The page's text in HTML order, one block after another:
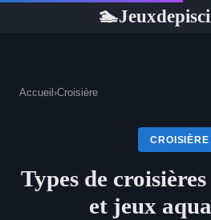
🏊
Accueil ›Croisière
CROISIÈRE
Types de
et jeux